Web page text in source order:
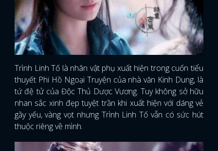
Trình Linh Tố là nhân vật phụ xuất hiện trong cuốn tiểu
thuyết Phi Hồ Ngoại Truyện của nhà văn Kinh Dung, là
tứ đệ tử của Độc Thủ Dược Vương. Tuy không sở hữu
nhan sắc xinh đẹp tuyệt trần khi xuất hiện với dáng vẻ
gầy yếu, vàng vọt nhưng Trình Linh Tố vẫn có sức hút
thuộc riêng về mình.